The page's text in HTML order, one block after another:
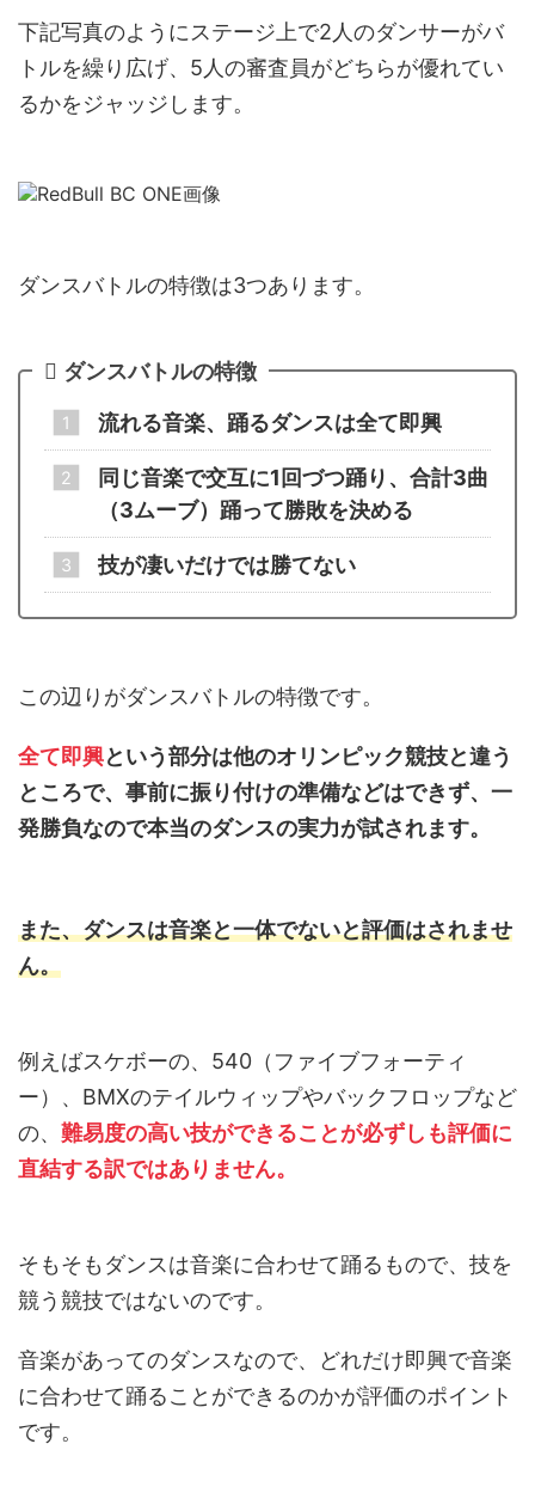
下記写真のようにステージ上で2人のダンサーがバ
トルを繰り広げ、5人の審査員がどちらが優れてい
るかをジャッジします。
ダンスバトルの特徴は3つあります。
ダンスバトルの特徴
流れる音楽、踊るダンスは全て即興
同じ音楽で交互に1回づつ踊り、合計3曲
（3ムーブ）踊って勝敗を決める
技が凄いだけでは勝てない
この辺りがダンスバトルの特徴です。
全て即興という部分は他のオリンピック競技と違う
ところで、事前に振り付けの準備などはできず、一
発勝負なので本当のダンスの実力が試されます。
また、ダンスは音楽と一体でないと評価はされませ
ん。
例えばスケボーの、540（ファイブフォーティ
ー）、BMXのテイルウィップやバックフロップなど
の、 難易度の高い技ができることが必ずしも評価に
直結する訳ではありません。
そもそもダンスは音楽に合わせて踊るもので、技を
競う競技ではないのです。
音楽があってのダンスなので、どれだけ即興で音楽
に合わせて踊ることができるのかが評価のポイント
です。